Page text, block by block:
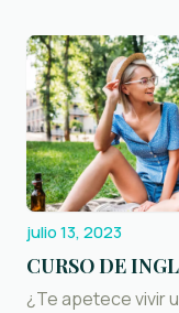
julio 13, 2023
CURSO DE
¿Te apetece vivir